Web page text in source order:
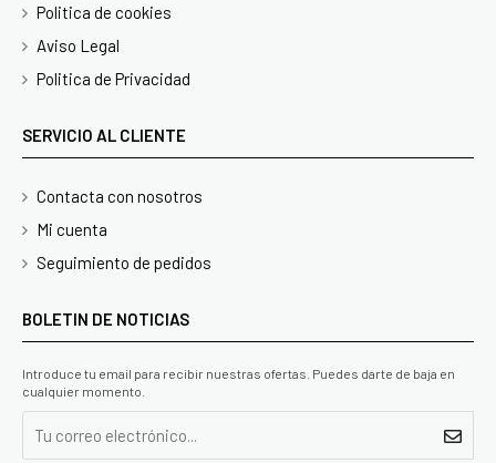
Politica de cookies
Aviso Legal
Politica de Privacidad
SERVICIO AL CLIENTE
Contacta con nosotros
Mi cuenta
Seguimiento de pedidos
BOLETIN DE NOTICIAS
Introduce tu email para recibir nuestras ofertas. Puedes darte de baja en
cualquier momento.